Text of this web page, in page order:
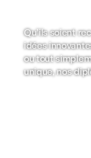
Qu’ils soient
idées
ou tout
unique, nos